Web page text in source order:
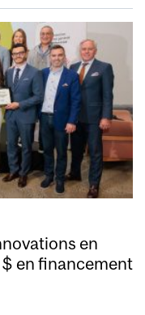
en
en financement